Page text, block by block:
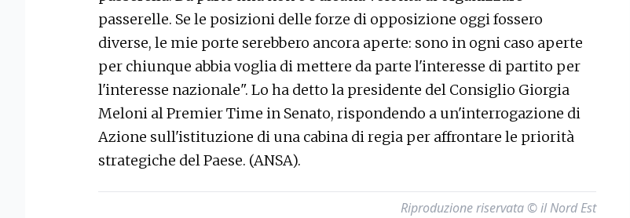
passerelle. Se le posizioni delle forze di opposizione oggi fossero
diverse, le mie porte serebbero ancora aperte: sono in ogni caso aperte
per chiunque abbia voglia di mettere da parte l'interesse di partito per
l'interesse nazionale". Lo ha detto la presidente del Consiglio Giorgia
Meloni al Premier Time in Senato, rispondendo a un'interrogazione di
Azione sull'istituzione di una cabina di regia per affrontare le priorità
strategiche del Paese. (ANSA).
Riproduzione riservata © il Nord Est